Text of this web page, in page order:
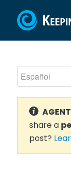
share a
post?